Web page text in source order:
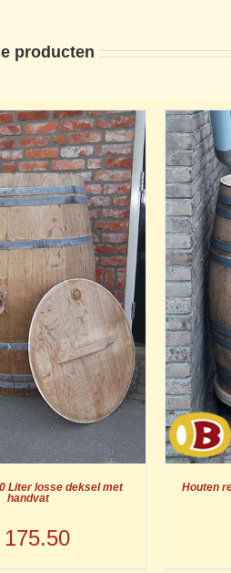
producten
Liter losse deksel met
handvat
175.50
Houten